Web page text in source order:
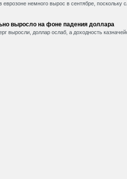
еврозоне немного вырос в сентябре, поскольку
выросло на фоне падения доллара
выросли, доллар ослаб, а доходность